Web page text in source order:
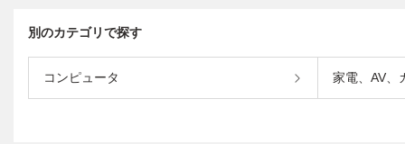
別のカテゴリで探す
コンピュータ 家電、AV、